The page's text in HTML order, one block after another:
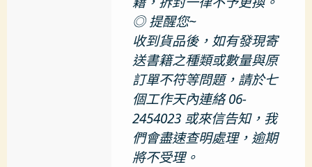
◎ 提醒您~
收到貨品後，如有發現寄
送書籍之種類或數量與原
訂單不符等問題，請於七
個工作天內連絡 06-
2454023 或來信告知，我
們會盡速查明處理，逾期
將不受理。